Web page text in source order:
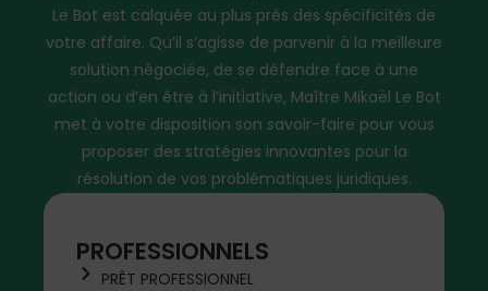
Le Bot est calquée au plus près des spécificités de
votre affaire. Qu’il s’agisse de parvenir à la meilleure
solution négociée, de se défendre face à une
action ou d’en être à l’initiative, Maître Mikaël Le Bot
met à votre disposition son savoir-faire pour vous
proposer des stratégies innovantes pour la
résolution de vos problématiques juridiques.
PROFESSIONNELS
PRÊT PROFESSIONNEL